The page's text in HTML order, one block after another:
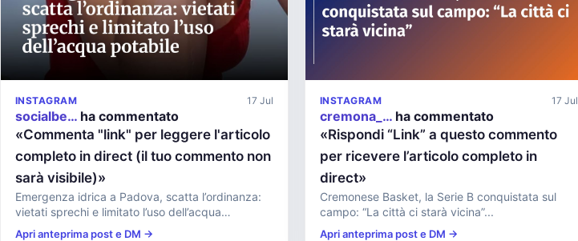
INSTAGRAM 17 Jul
socialbe… ha commentato
«Commenta "link" per leggere l'articolo
completo in direct (il tuo commento non
sarà visibile)»
Emergenza idrica a Padova, scatta l’ordinanza:
vietati sprechi e limitato l’uso dell’acqua
potabile...
Apri anteprima post e DM →
INSTAGRAM 17 Jul
cremona_… ha commentato
«Rispondi “Link” a questo commento
per ricevere l’articolo completo in
direct»
Cremonese Basket, la Serie B conquistata sul
campo: “La città ci starà vicina”...
Apri anteprima post e DM →